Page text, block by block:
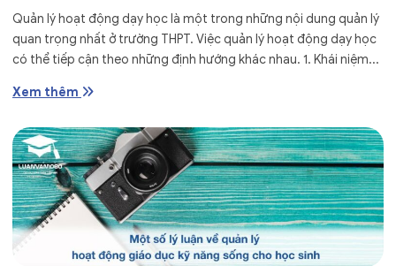
THPT
Quản lý hoạt động dạy học là một trong những nội dung quản lý
quan trọng nhất ở trường THPT. Việc quản lý hoạt động dạy học
có thể tiếp cận theo những định hướng khác nhau. 1. Khái niệm...
Xem thêm